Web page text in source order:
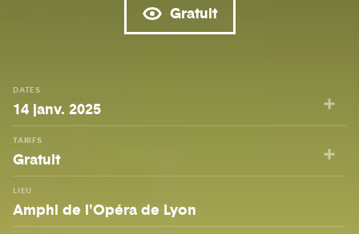
Gratuit
DATES
14 janv. 2025
TARIFS
Gratuit
LIEU
Amphi de l'Opéra de Lyon